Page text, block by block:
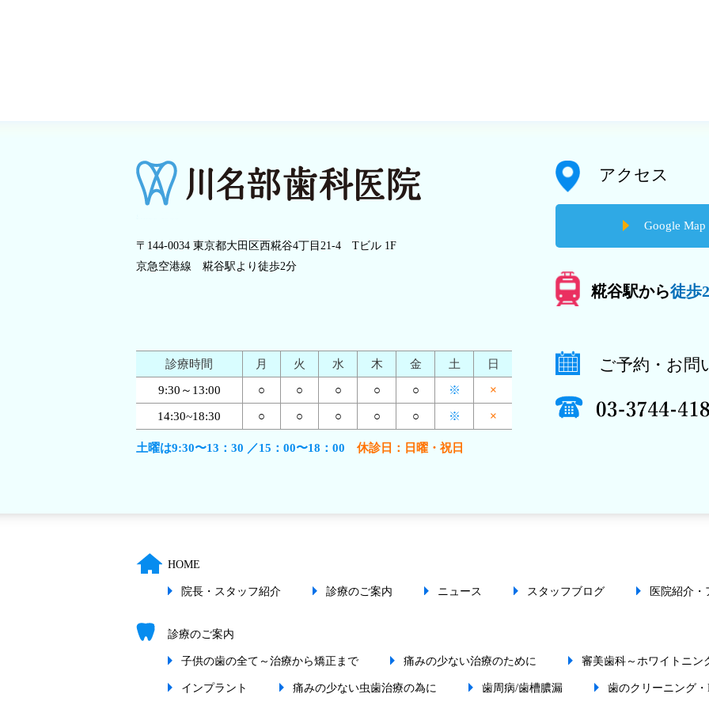
〒144-0034 東京都大田区西糀谷4丁目21-4 Tビル 1F
京急空港線 糀谷駅より徒歩2分
診療時間 月 火 水 木 金 土 日
9:30～13:00 ○ ○ ○ ○ ○ ※ ×
14:30~18:30 ○ ○ ○ ○ ○ ※ ×
土曜は9:30〜13：30 ／15：00〜18：00 休診日：日曜・祝日
アクセス
Google Map
糀谷駅から徒歩
ご予約・お問
HOME
院長・スタッフ紹介 診療のご案内 ニュース スタッフブログ 医院紹介・
診療のご案内
子供の歯の全て～治療から矯正まで 痛みの少ない治療のために 審美歯科～ホワイトニン
インプラント 痛みの少ない虫歯治療の為に 歯周病/歯槽膿漏 歯のクリーニング